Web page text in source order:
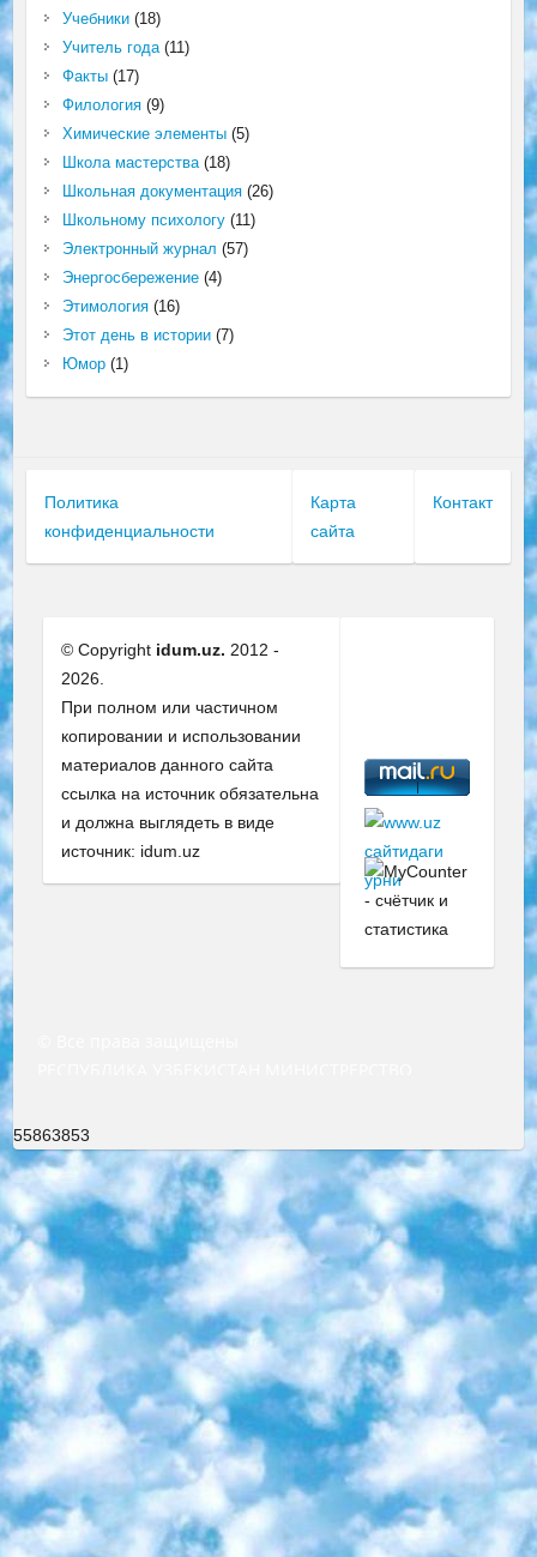
Учебники(18)
Учитель года(11)
Факты(17)
Филология(9)
Химические элементы(5)
Школа мастерства(18)
Школьная документация(26)
Школьному психологу(11)
Электронный журнал (57)
Энергосбережение(4)
Этимология(16)
Этот день в истории(7)
Юмор(1)
Политика
конфиденциальности
Карта
сайта
Контакт
© Copyright idum.uz. 2012 -
2026.
При полном или частичном
копировании и использовании
материалов данного сайта
ссылка на источник обязательна
и должна выглядеть в виде
источник: idum.uz
55863853